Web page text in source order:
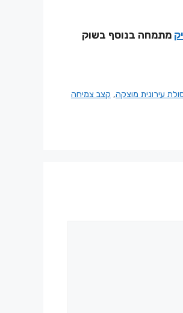
מתמחה בנוסף בשוק
עירונית מוצקה, קצב צמיחה